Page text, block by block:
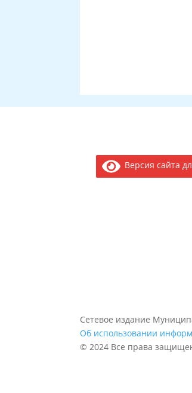
Версия сайта
Сетевое издание
Об использовании
© 2024 Все права